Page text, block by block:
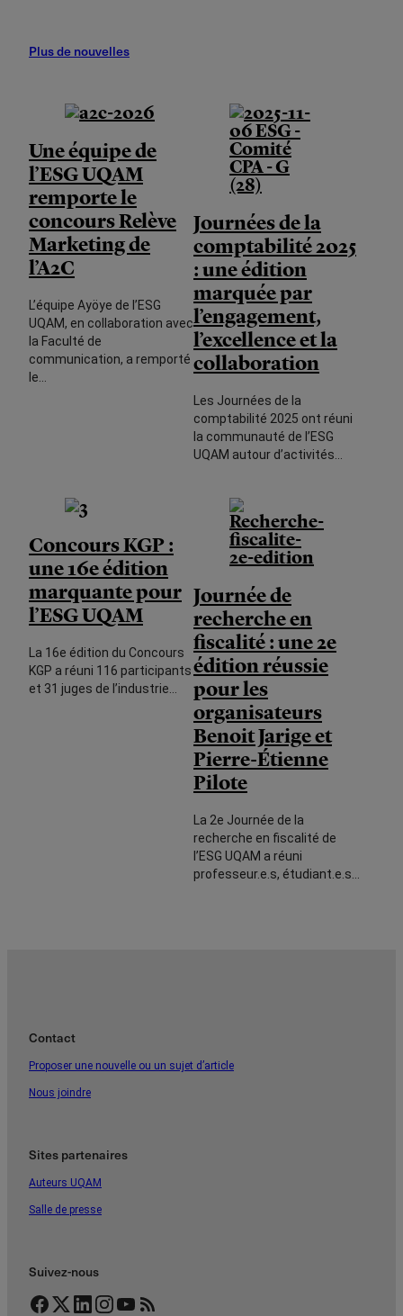
Plus de nouvelles
Une équipe de
l’ESG UQAM
remporte le
concours Relève
Marketing de
l’A2C
L’équipe Ayöye de l’ESG
UQAM, en collaboration avec
la Faculté de
communication, a remporté
le…
Journées de la
comptabilité 2025
: une édition
marquée par
l’engagement,
l’excellence et la
collaboration
Les Journées de la
comptabilité 2025 ont réuni
la communauté de l’ESG
UQAM autour d’activités…
Concours KGP :
une 16e édition
marquante pour
l’ESG UQAM
La 16e édition du Concours
KGP a réuni 116 participants
et 31 juges de l’industrie…
Journée de
recherche en
fiscalité : une 2e
édition réussie
pour les
organisateurs
Benoit Jarige et
Pierre-Étienne
Pilote
La 2e Journée de la
recherche en fiscalité de
l’ESG UQAM a réuni
professeur.e.s, étudiant.e.s…
Contact
Proposer une nouvelle ou un sujet d’article
Nous joindre
Sites partenaires
Auteurs UQAM
Salle de presse
Suivez-nous
Facebook Twitter LinkedIn Instagram YouTube Flux RSS